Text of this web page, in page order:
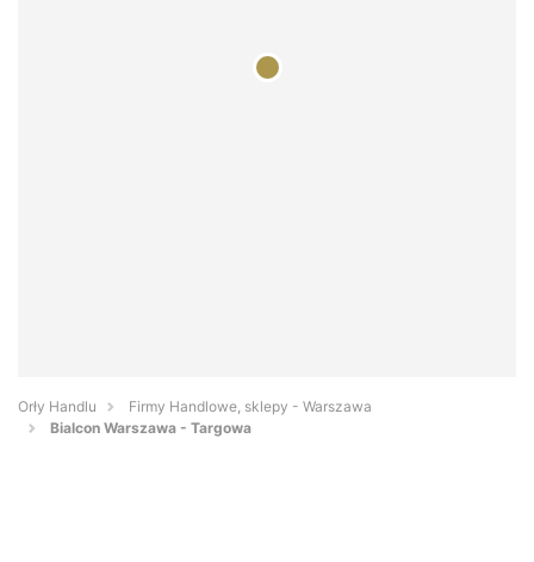
Orły Handlu
Firmy Handlowe, sklepy - Warszawa
Bialcon Warszawa - Targowa